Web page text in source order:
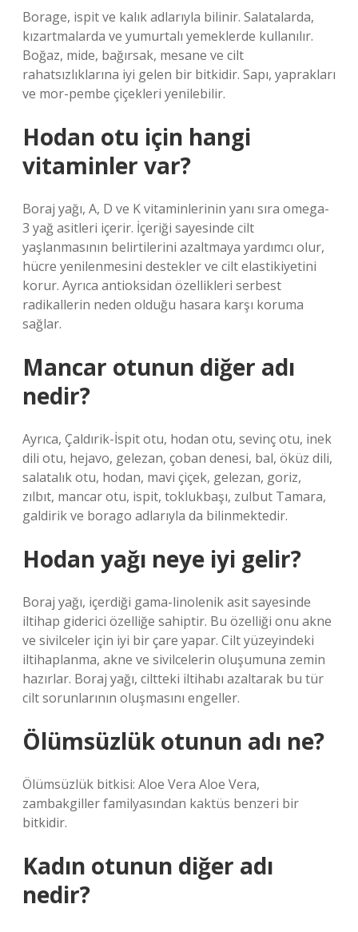
Borage, ispit ve kalık adlarıyla bilinir. Salatalarda,
kızartmalarda ve yumurtalı yemeklerde kullanılır.
Boğaz, mide, bağırsak, mesane ve cilt
rahatsızlıklarına iyi gelen bir bitkidir. Sapı, yaprakları
ve mor-pembe çiçekleri yenilebilir.
Hodan otu için hangi
vitaminler var?
Boraj yağı, A, D ve K vitaminlerinin yanı sıra omega-
3 yağ asitleri içerir. İçeriği sayesinde cilt
yaşlanmasının belirtilerini azaltmaya yardımcı olur,
hücre yenilenmesini destekler ve cilt elastikiyetini
korur. Ayrıca antioksidan özellikleri serbest
radikallerin neden olduğu hasara karşı koruma
sağlar.
Mancar otunun diğer adı
nedir?
Ayrıca, Çaldırik-İspit otu, hodan otu, sevinç otu, inek
dili otu, hejavo, gelezan, çoban denesi, bal, öküz dili,
salatalık otu, hodan, mavi çiçek, gelezan, goriz,
zılbıt, mancar otu, ispit, toklukbaşı, zulbut Tamara,
galdirik ve borago adlarıyla da bilinmektedir.
Hodan yağı neye iyi gelir?
Boraj yağı, içerdiği gama-linolenik asit sayesinde
iltihap giderici özelliğe sahiptir. Bu özelliği onu akne
ve sivilceler için iyi bir çare yapar. Cilt yüzeyindeki
iltihaplanma, akne ve sivilcelerin oluşumuna zemin
hazırlar. Boraj yağı, ciltteki iltihabı azaltarak bu tür
cilt sorunlarının oluşmasını engeller.
Ölümsüzlük otunun adı ne?
Ölümsüzlük bitkisi: Aloe Vera Aloe Vera,
zambakgiller familyasından kaktüs benzeri bir
bitkidir.
Kadın otunun diğer adı
nedir?